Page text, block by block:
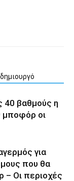
40 βαθμούς η
μποφόρ οι
για
που θα
– Οι περιοχές